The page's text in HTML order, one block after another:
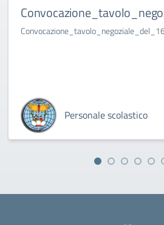
Personale scolastico